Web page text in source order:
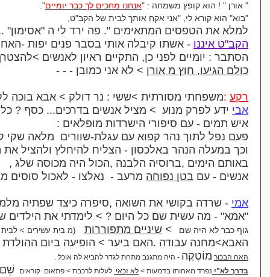
: "אנחנו מחכים לך כבר יומיים".
אני אקח אותך לבית של הקב"ט,
המתאימים ".פה ירד לי ה "אסימון" ...
קיבלה אותי בסבר פנים יפות-האח בוערת.
כן,התקיים ראיון לאנשים >להצטרף לקיבוץ
אורן > לא אני כמובן - - -
>ששי : נר דולק> אבא בוכה לקב"ה
> מציל אנשים בדרכים... כסף ? כלום !
הישרדות מופלאים :
קפוא עם עגלת-שוורים מלאה שקי קמח,
באלכסון - הצליח להיחלץ ולהציל את המטען היקר
הלבנה,הכול היה מכוסה שלג,
נפוחהמרעב -נאלצו - לאכול סוסים מתים...
את השואה,סיפרה כיצד שפתיה מלמלו תהלים
שם כל היום ? > לימדתי את הילדים שירי-שבת
שיניים מתפוררות (מ בית עשירים > לבית יתומים)
.האם ביער > הופיעה ביום ההולדת ונפטרה.
מתגנב מתחת לגדר להביא לה אוכל .
בדמעות>לא זכאילעלות לרכבת > פתאום קוראיםשֵׁם